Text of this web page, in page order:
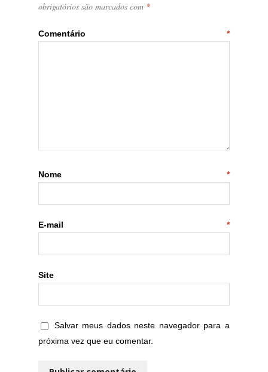
obrigatórios são marcados com *
Comentário *
Nome *
E-mail *
Site
Salvar meus dados neste navegador para a
próxima vez que eu comentar.